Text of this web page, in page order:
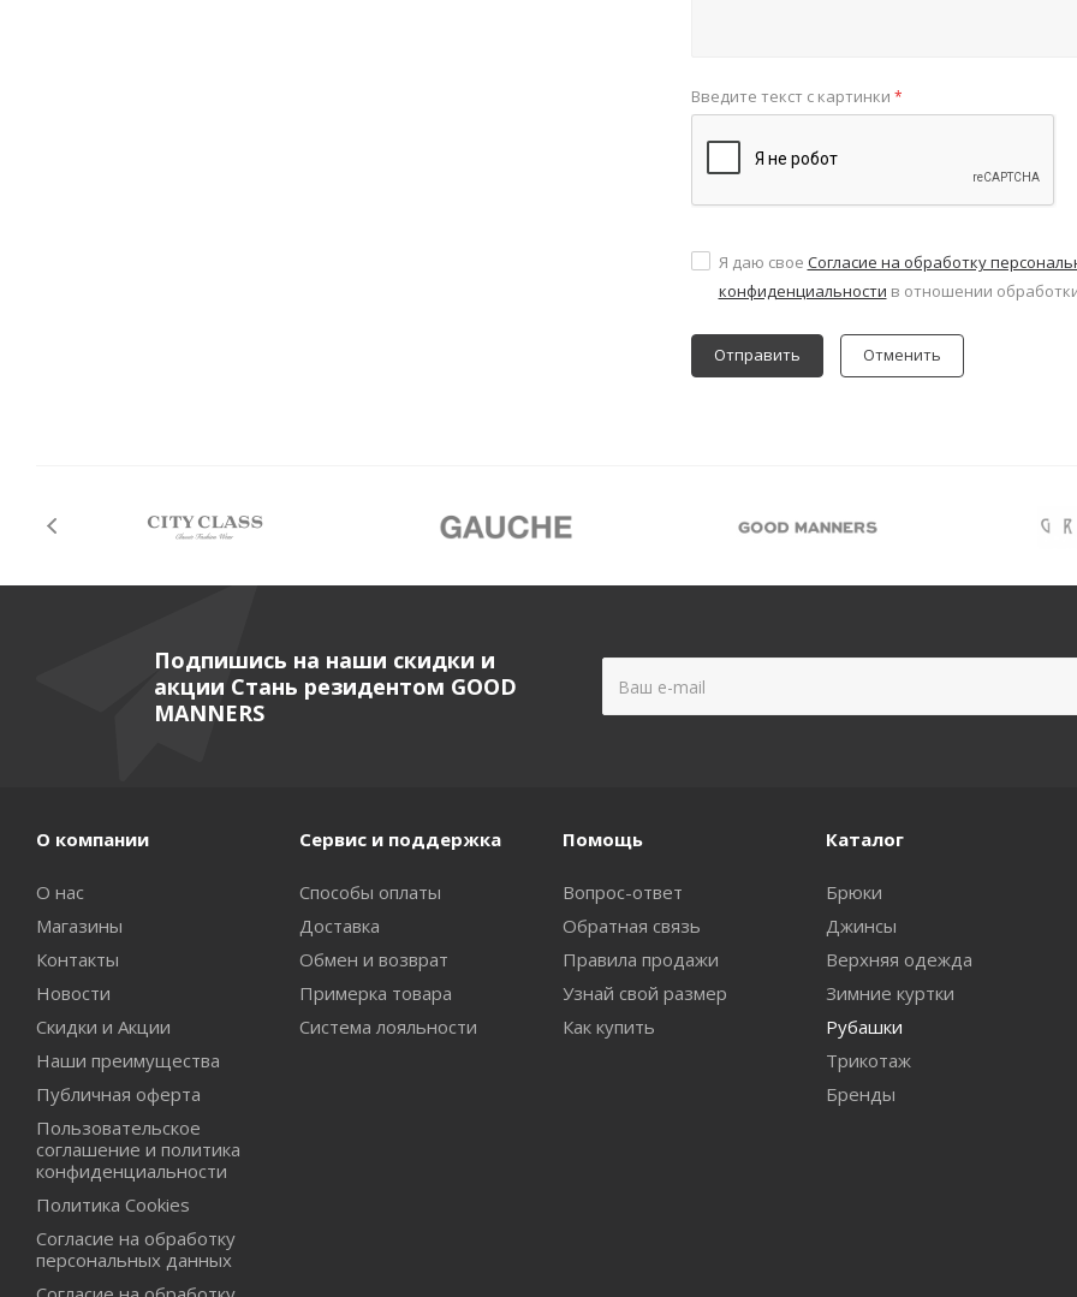
Введите текст с картинки *
Я даю свое Согласие на обработку
конфиденциальности в отношении
Отменить
Подпишись на наши скидки и
акции Стань резидентом GOOD
MANNERS
О компании
О нас
Магазины
Контакты
Новости
Скидки и Акции
Наши преимущества
Публичная оферта
Пользовательское
соглашение и политика
конфиденциальности
Политика Cookies
Согласие на обработку
персональных данных
Сервис и поддержка
Способы оплаты
Доставка
Обмен и возврат
Примерка товара
Система лояльности
Помощь
Вопрос-ответ
Обратная связь
Правила продажи
Узнай свой размер
Как купить
Каталог
Брюки
Джинсы
Верхняя одежда
Зимние куртки
Рубашки
Трикотаж
Бренды